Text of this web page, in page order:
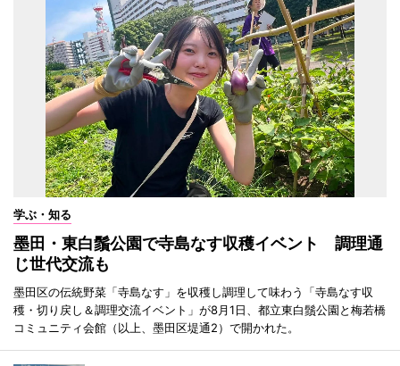
学ぶ・知る
墨田・東白鬚公園で寺島なす収穫イベント 調理通
じ世代交流も
墨田区の伝統野菜「寺島なす」を収穫し調理して味わう「寺島なす収
穫・切り戻し＆調理交流イベント」が8月1日、都立東白鬚公園と梅若橋
コミュニティ会館（以上、墨田区堤通2）で開かれた。